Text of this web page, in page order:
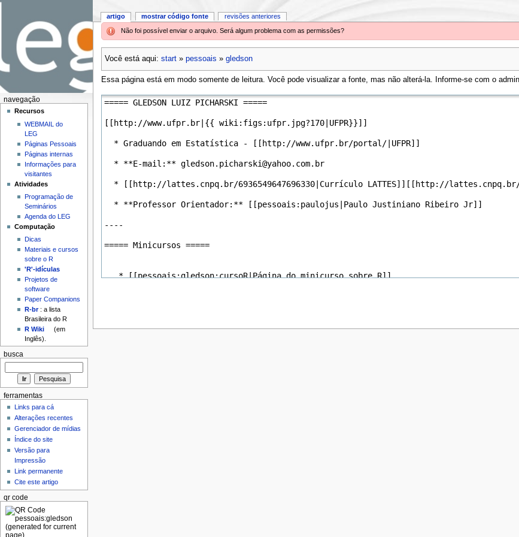
Não foi possível enviar o arquivo. Será algum problema com as permissões?
Você está aqui: start» pessoais » gledson
Essa página está em modo somente de leitura. Você pode visualizar a fonte, mas não alterá-la. Informe-se com o
artigo mostrar código fonte revisões anteriores
navegação
Recursos
WEBMAIL do
LEG
Páginas Pessoais
Páginas internas
Informações para
visitantes
Atividades
Programação de
Seminários
Agenda do LEG
Computação
Dicas
Materiais e cursos
sobre o R
'R'-idículas
Projetos de
software
Paper Companions
R-br: a lista
Brasileira do R
R Wiki
(em
Inglês).
busca
ferramentas
Links para cá
Alterações recentes
Gerenciador de mídias
Índice do site
Versão para
Impressão
Link permanente
Cite este artigo
qr code